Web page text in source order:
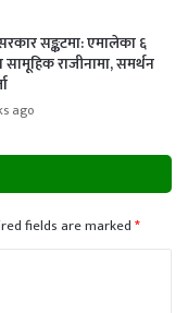
सङ्कटमा: एमालेका ६
सामूहिक राजीनामा, समर्थन
ago
fields are marked*